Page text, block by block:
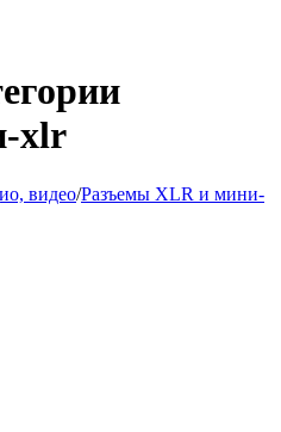
xlr
видео/Разъeмы XLR и мини-